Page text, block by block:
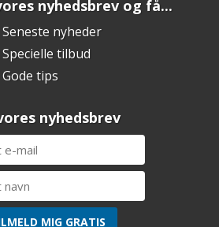
nyhedsbrev og få...
Seneste nyheder
Specielle tilbud
Gode tips
nyhedsbrev